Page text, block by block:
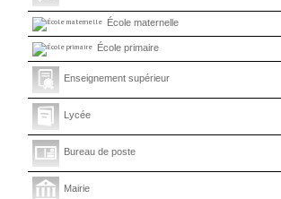
École maternelle
École primaire
Enseignement supérieur
Lycée
Bureau de poste
Mairie